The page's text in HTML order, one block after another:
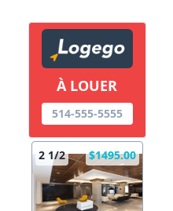
À LOUER
514-555-5555
2 1/2 $1495.00